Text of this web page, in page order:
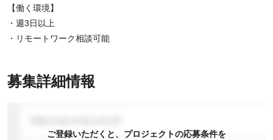
【働く環境】
・週3日以上
・リモートワーク相談可能
募集詳細情報
ご登録いただくと、プロジェクトの応募条件を